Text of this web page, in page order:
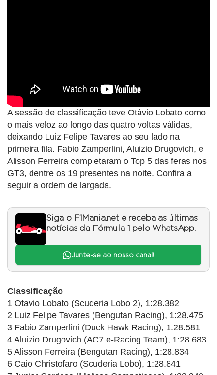
A sessão de classificação teve Otávio Lobato como
o mais veloz ao longo das quatro voltas válidas,
deixando Luiz Felipe Tavares ao seu lado na
primeira fila. Fabio Zamperlini, Aluizio Drugovich, e
Alisson Ferreira completaram o Top 5 das feras nos
GT3, dentre os 19 presentes na noite. Confira a
seguir a ordem de largada.
Siga o F1Mania.net e receba as últimas
notícias da Fórmula 1 pelo WhatsApp.
Junte-se ao nosso canal!
Classificação
1 Otavio Lobato (Scuderia Lobo 2), 1:28.382
2 Luiz Felipe Tavares (Bengutan Racing), 1:28.475
3 Fabio Zamperlini (Duck Hawk Racing), 1:28.581
4 Aluizio Drugovich (AC7 e-Racing Team), 1:28.683
5 Alisson Ferreira (Bengutan Racing), 1:28.834
6 Caio Christofaro (Scuderia Lobo), 1:28.841